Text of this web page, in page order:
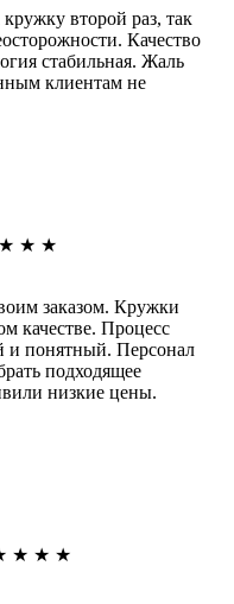
второй раз, так
Качество
стабильная. Жаль
клиентам не
★ ★ ★
заказом. Кружки
качестве. Процесс
и понятный. Персонал
подходящее
низкие цены.
★ ★ ★